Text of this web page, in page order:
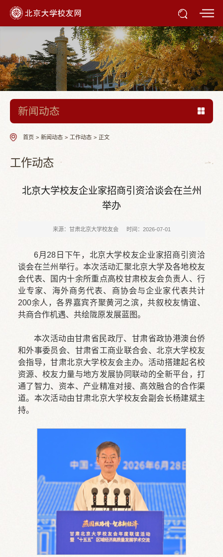
新闻动态
首页 > 新闻动态 > 工作动态 > 正文
工作动态
北京大学校友企业家招商引资洽谈会在兰州
举办
来源：甘肃北京大学校友会 时间：2026-07-01
6月28日下午，北京大学校友企业家招商引资洽
谈会在兰州举行。本次活动汇聚北京大学及各地校友
会代表、国内十余所重点高校甘肃校友会负责人、行
业专家、海外商务代表、商协会与企业家代表共计
200余人，各界嘉宾齐聚黄河之滨，共叙校友情谊、
共商合作机遇、共绘陇原发展蓝图。
本次活动由甘肃省民政厅、甘肃省政协港澳台侨
和外事委员会、甘肃省工商业联合会、北京大学校友
会指导，甘肃北京大学校友会主办。活动搭建起名校
资源、校友力量与地方发展协同联动的全新平台，打
通了智力、资本、产业精准对接、高效融合的合作渠
道。本次活动由甘肃北京大学校友会副会长杨建斌主
持。